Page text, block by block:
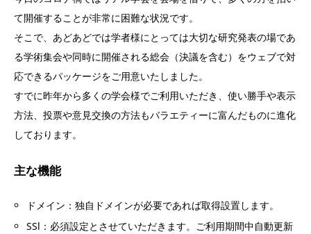
て開催することが非常に困難な状況です。
そこで、あどあどでは学者様にとっては大切な研究発表の場であ
る学術集会や同時に開催される総会（決議を含む）をウェブで対
応できるパッケージをご用意いたしました。
すでに昨年から多くの学会様でご利用いただき、使い勝手や表示
方法、投票や意見交換の方法もバラエティーに富んだものに進化
しております。
主な機能
ドメイン：独自ドメインが必要であれば取得設置します。
SSl：必須設定とさせていただきます。ご利用期間中自動更新